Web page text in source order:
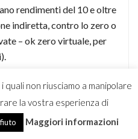
rendimenti del 10 e oltre
indiretta, contro lo zero o
– ok zero virtuale, per
e rese pubbliche le
in modo
che stiamo vivendo, su
quella che c’era con la
non riusciamo a manipolare
la vostra esperienza di
Maggiori informazioni